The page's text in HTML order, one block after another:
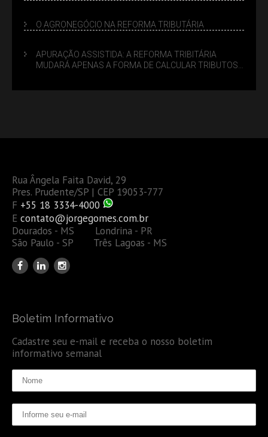
O AGRONEGÓCIO NA REFORMA TRIBUTÁRIA
APURAÇÃO ASSISTIDA: A REFORMA TRIBITÁRIA
MUDARÁ APENAS A FORMA DE CALCULAR TRIBUTOS
Rua Ângela Faita David, 29
Pres. Prudente/SP | CEP 19053-777
F +55 18 3334-4000
E contato@jorgegomes.com.br
Dourados - MS Londrina - PR
São Paulo - SP Três Lagoas - MS
Boletim Informativo
Cadastre seu e-mail e receba o nosso boletim
informativo semanal